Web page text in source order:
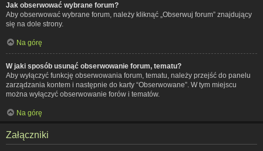
Jak obserwować wybrane forum?
Aby obserwować wybrane forum, należy kliknąć „Obserwuj forum” znajdujący
się na dole strony.
Na górę
W jaki sposób usunąć obserwowanie forum, tematu?
Aby wyłączyć funkcję obserwowania forum, tematu, należy przejść do panelu
zarządzania kontem i następnie do karty “Obserwowane”. W tym miejscu
można wyłączyć obserwowanie forów i tematów.
Na górę
Załączniki